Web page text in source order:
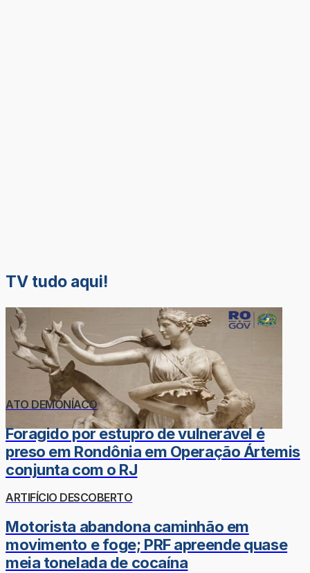
TV tudo aqui!
ATO DEMONÍACO
Foragido por estupro de vulnerável é
preso em Rondônia em Operação Ártemis
conjunta com o RJ
ARTIFÍCIO DESCOBERTO
Motorista abandona caminhão em
movimento e foge; PRF apreende quase
meia tonelada de cocaína